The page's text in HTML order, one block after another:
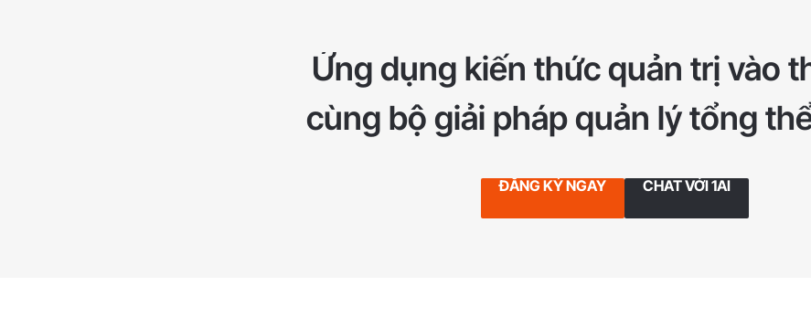
Ứng dụng kiến thức quản trị vào
cùng bộ giải pháp quản lý tổng
ĐĂNG KÝ NGAY CHAT VỚI 1AI